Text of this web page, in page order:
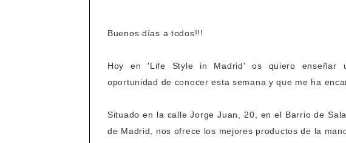
Buenos días a todos!!!
Hoy en 'Life Style in Madrid' os quiero enseñar
oportunidad de conocer esta semana y que me ha
Situado en la calle Jorge Juan, 20, en el Barrio de
de Madrid, nos ofrece los mejores productos de la